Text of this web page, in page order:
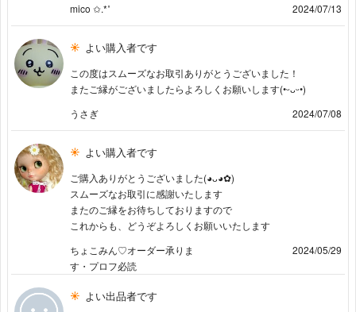
mico ✩.*˚
2024/07/13
よい購入者です
この度はスムーズなお取引ありがとうございました！
またご縁がございましたらよろしくお願いします(•ᵕᴗᵕ•)
うさぎ
2024/07/08
よい購入者です
ご購入ありがとうございました(◕ᴗ◕✿)
スムーズなお取引に感謝いたします
またのご縁をお待ちしておりますので
これからも、どうぞよろしくお願いいたします
ちょこみん♡オーダー承りま
す・プロフ必読
2024/05/29
よい出品者です